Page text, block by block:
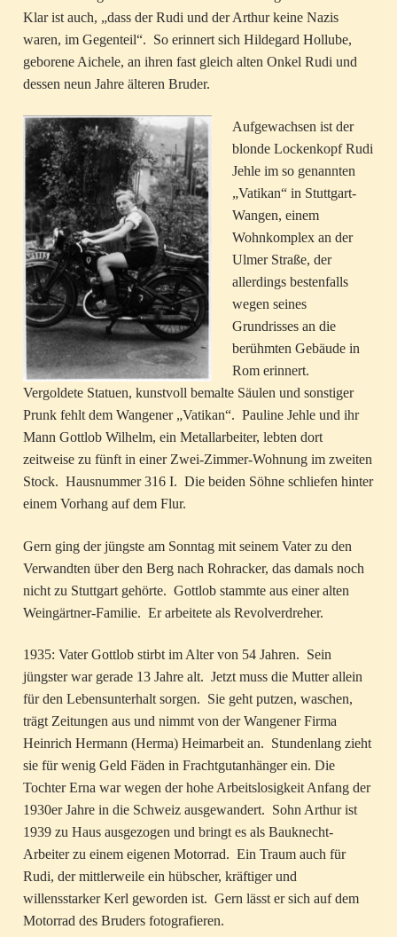
Klar ist auch, „dass der Rudi und der Arthur keine Nazis
waren, im Gegenteil“. So erinnert sich Hildegard Hollube,
geborene Aichele, an ihren fast gleich alten Onkel Rudi und
dessen neun Jahre älteren Bruder.
Aufgewachsen ist der
blonde Lockenkopf Rudi
Jehle im so genannten
„Vatikan“ in Stuttgart-
Wangen, einem
Wohnkomplex an der
Ulmer Straße, der
allerdings bestenfalls
wegen seines
Grundrisses an die
berühmten Gebäude in
Rom erinnert.
Vergoldete Statuen, kunstvoll bemalte Säulen und sonstiger
Prunk fehlt dem Wangener „Vatikan“. Pauline Jehle und ihr
Mann Gottlob Wilhelm, ein Metallarbeiter, lebten dort
zeitweise zu fünft in einer Zwei-Zimmer-Wohnung im zweiten
Stock. Hausnummer 316 I. Die beiden Söhne schliefen hinter
einem Vorhang auf dem Flur.
Gern ging der jüngste am Sonntag mit seinem Vater zu den
Verwandten über den Berg nach Rohracker, das damals noch
nicht zu Stuttgart gehörte. Gottlob stammte aus einer alten
Weingärtner-Familie. Er arbeitete als Revolverdreher.
1935: Vater Gottlob stirbt im Alter von 54 Jahren. Sein
jüngster war gerade 13 Jahre alt. Jetzt muss die Mutter allein
für den Lebensunterhalt sorgen. Sie geht putzen, waschen,
trägt Zeitungen aus und nimmt von der Wangener Firma
Heinrich Hermann (Herma) Heimarbeit an. Stundenlang zieht
sie für wenig Geld Fäden in Frachtgutanhänger ein. Die
Tochter Erna war wegen der hohe Arbeitslosigkeit Anfang der
1930er Jahre in die Schweiz ausgewandert. Sohn Arthur ist
1939 zu Haus ausgezogen und bringt es als Bauknecht-
Arbeiter zu einem eigenen Motorrad. Ein Traum auch für
Rudi, der mittlerweile ein hübscher, kräftiger und
willensstarker Kerl geworden ist. Gern lässt er sich auf dem
Motorrad des Bruders fotografieren.